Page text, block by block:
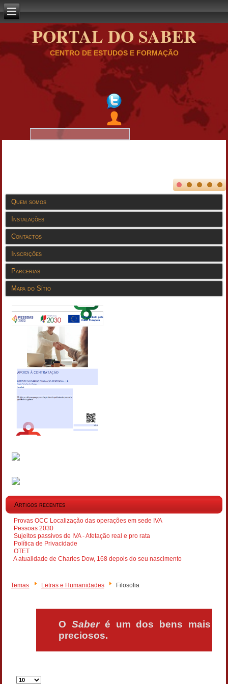
PORTAL DO SABER
CENTRO DE ESTUDOS E FORMAÇÃO
Quem somos
Instalações
Contactos
Inscrições
Parcerias
Mapa do Sítio
Artigos recentes
Provas OCC Localização das operações em sede IVA
Pessoas 2030
Sujeitos passivos de IVA - Afetação real e pro rata
Política de Privacidade
OTET
A atualidade de Charles Dow, 168 depois do seu nascimento
Temas Letras e Humanidades Filosofia
OSaberé um dos bens mais
preciosos.
Qtd.